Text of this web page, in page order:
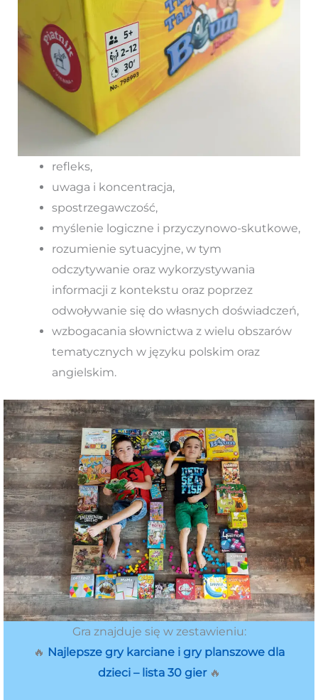
refleks,
uwaga i koncentracja,
spostrzegawczość,
myślenie logiczne i przyczynowo-skutkowe,
rozumienie sytuacyjne, w tym
odczytywanie oraz wykorzystywania
informacji z kontekstu oraz poprzez
odwoływanie się do własnych doświadczeń,
wzbogacania słownictwa z wielu obszarów
tematycznych w języku polskim oraz
angielskim.
Gra znajduje się w zestawieniu:
🔥 Najlepsze gry karciane i gry planszowe dla
dzieci – lista 30 gier🔥